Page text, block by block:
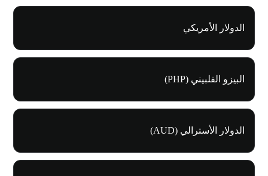
الدولار الأمريكي
البيزو الفلبيني (PHP)
الدولار الأسترالي (AUD)